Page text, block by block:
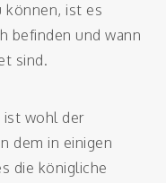
können, ist es
befinden und wann
sind.
ist wohl der
dem in einigen
die königliche